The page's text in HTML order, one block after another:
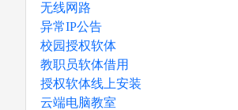
无线网路
异常IP公告
校园授权软体
教职员软体借用
授权软体线上安装
云端电脑教室